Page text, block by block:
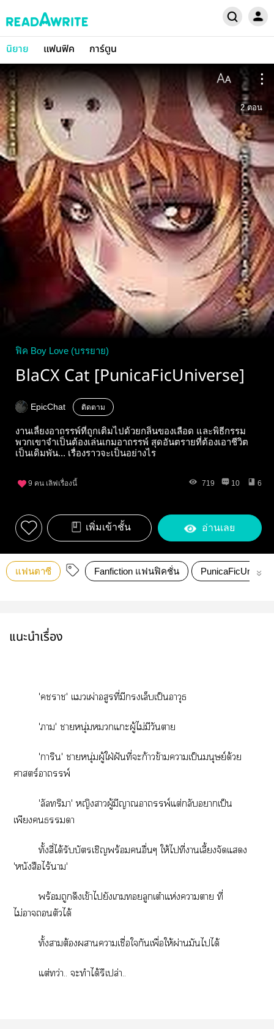
นิยาย แฟนฟิค การ์ตูน
2 ตอน
ฟิค Boy Love (บรรยาย)
BlaCX Cat [PunicaFicUniverse]
EpicChat ติดตาม
งานเลี้ยงอาถรรพ์ที่ถูกเติมไปด้วยกลิ่นของเลือด และพิธีกรรม
พวกเขาจำเป็นต้องเล่นเกมอาถรรพ์ สุดอันตรายที่ต้องเอาชีวิต
เป็นเดิมพัน... เรื่องราวจะเป็นอย่างไร
9 คน เลิฟเรื่องนี้ 719 10 6
เพิ่มเข้าชั้น อ่านเลย
แฟนตาซี Fanfiction แฟนฟิคชั่น
แนะนำเรื่อง
'า' แเผ่าอสูรที่มีเล็บเป็นอาวุธ
'า' าหนุ่มแะผู้ไม่มีวันา
'การิน' าหนุ่มผู้ใฝ่ฝันที่ะก้าวข้ามาเป็นมนุษย์ด้วย
ศาสตร์อาถรรพ์
'ลัลทริา' หญิงาผู้มีาอาถรรพ์แต่กลับาเป็น
เพียงา
ทั้งสี่ได้รับบัตรเชิญพร้อมอื่นๆ ให้ไที่าเลี้ยงจัดแ
'หนังสือไร้า'
พร้อมถูกดึงเข้าไยังเลูกเต๋าแห่งาา ที่
ไม่าตัวได้
ทั้งาต้องาาเชื่อใกันเพื่อให้ผ่านมันไได้
แต่ทว่า.. ะทำได้รึเปล่า..